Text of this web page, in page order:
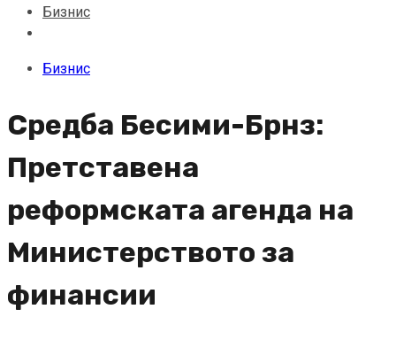
Бизнис
Бизнис
Средба Бесими-Брнз:
Претставена
реформската агенда на
Министерството за
финансии